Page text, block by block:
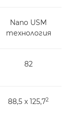
Nano USM
технология
82
88,5 x 125,72